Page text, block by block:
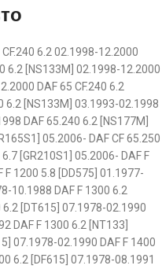
6.2 02.1998-12.2000
6.2 [NS133M] 02.1998-12.2000
DAF 65 CF.240 6.2
6.2 [NS133M] 03.1993-02.1998
DAF 65.240 6.2 [NS177M]
05.2006- DAF CF 65.250
[GR210S1] 05.2006- DAF F
1200 5.8 [DD575] 01.1977-
10.1988 DAF F 1300 6.2
[DT615] 07.1978-02.1990
DAF F 1300 6.2 [NT133]
07.1978-02.1990 DAF F 1400
6.2 [DF615] 07.1978-08.1991